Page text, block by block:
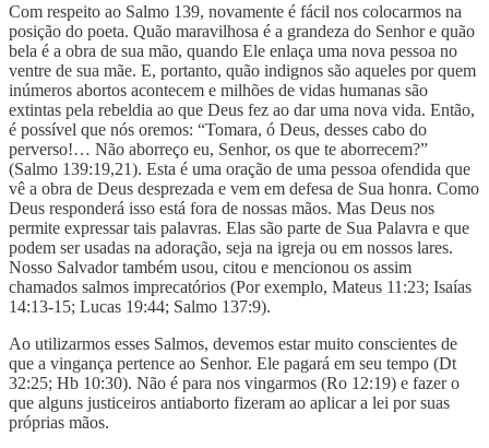
Com respeito ao Salmo 139, novamente é fácil nos colocarmos na
posição do poeta. Quão maravilhosa é a grandeza do Senhor e quão
bela é a obra de sua mão, quando Ele enlaça uma nova pessoa no
ventre de sua mãe. E, portanto, quão indignos são aqueles por quem
inúmeros abortos acontecem e milhões de vidas humanas são
extintas pela rebeldia ao que Deus fez ao dar uma nova vida. Então,
é possível que nós oremos: “Tomara, ó Deus, desses cabo do
perverso!… Não aborreço eu, Senhor, os que te aborrecem?”
(Salmo 139:19,21). Esta é uma oração de uma pessoa ofendida que
vê a obra de Deus desprezada e vem em defesa de Sua honra. Como
Deus responderá isso está fora de nossas mãos. Mas Deus nos
permite expressar tais palavras. Elas são parte de Sua Palavra e que
podem ser usadas na adoração, seja na igreja ou em nossos lares.
Nosso Salvador também usou, citou e mencionou os assim
chamados salmos imprecatórios (Por exemplo, Mateus 11:23; Isaías
14:13-15; Lucas 19:44; Salmo 137:9).
Ao utilizarmos esses Salmos, devemos estar muito conscientes de
que a vingança pertence ao Senhor. Ele pagará em seu tempo (Dt
32:25; Hb 10:30). Não é para nos vingarmos (Ro 12:19) e fazer o
que alguns justiceiros antiaborto fizeram ao aplicar a lei por suas
próprias mãos.